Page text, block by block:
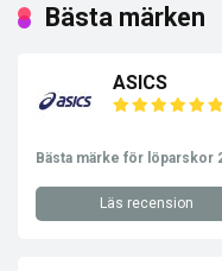
Bästa märken
ASICS
Bästa märke för löparskor
Läs recension